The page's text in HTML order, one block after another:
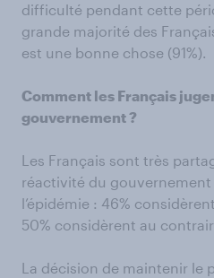
difficulté pendant cette
grande majorité des
est une bonne chose (91%).
Comment les Français
gouvernement ?
Les Français sont très
réactivité du gouvernement
l’épidémie : 46%
50% considèrent au
La décision de maintenir le